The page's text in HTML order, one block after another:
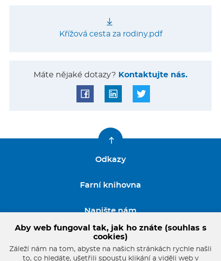
Křížová cesta za rodiny.pdf
Máte nějaké dotazy? Kontaktujte nás.
Odkazy
Farní knihovna
Napište nám
GDPR
Aby web fungoval tak, jak ho znáte (souhlas s
cookies)
Záleží nám na tom, abyste na našich stránkách rychle našli
to, co hledáte, ušetřili spoustu klikání a viděli web v